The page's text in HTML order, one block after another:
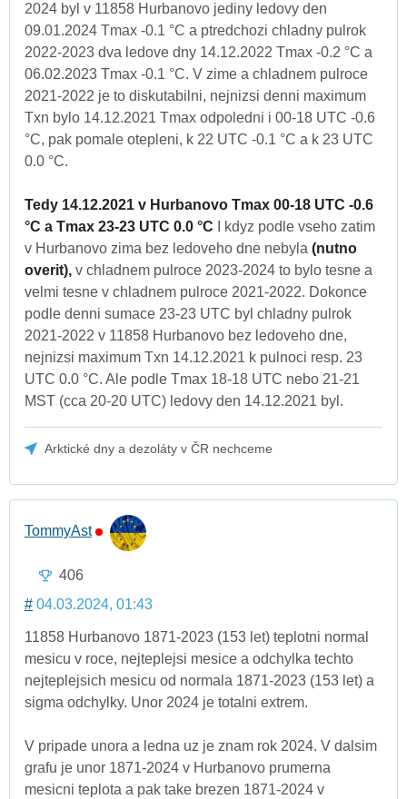
2024 byl v 11858 Hurbanovo jediny ledovy den
09.01.2024 Tmax -0.1 °C a ptredchozi chladny pulrok
2022-2023 dva ledove dny 14.12.2022 Tmax -0.2 °C a
06.02.2023 Tmax -0.1 °C. V zime a chladnem pulroce
2021-2022 je to diskutabilni, nejnizsi denni maximum
Txn bylo 14.12.2021 Tmax odpoledni i 00-18 UTC -0.6
°C, pak pomale otepleni, k 22 UTC -0.1 °C a k 23 UTC
0.0 °C.
Tedy 14.12.2021 v Hurbanovo Tmax 00-18 UTC -0.6
°C a Tmax 23-23 UTC 0.0 °C I kdyz podle vseho zatim
v Hurbanovo zima bez ledoveho dne nebyla (nutno
overit), v chladnem pulroce 2023-2024 to bylo tesne a
velmi tesne v chladnem pulroce 2021-2022. Dokonce
podle denni sumace 23-23 UTC byl chladny pulrok
2021-2022 v 11858 Hurbanovo bez ledoveho dne,
nejnizsi maximum Txn 14.12.2021 k pulnoci resp. 23
UTC 0.0 °C. Ale podle Tmax 18-18 UTC nebo 21-21
MST (cca 20-20 UTC) ledovy den 14.12.2021 byl.
Arktické dny a dezoláty v ČR nechceme
TommyAst
406
# 04.03.2024, 01:43
11858 Hurbanovo 1871-2023 (153 let) teplotni normal
mesicu v roce, nejteplejsi mesice a odchylka techto
nejteplejsich mesicu od normala 1871-2023 (153 let) a
sigma odchylky. Unor 2024 je totalni extrem.
V pripade unora a ledna uz je znam rok 2024. V dalsim
grafu je unor 1871-2024 v Hurbanovo prumerna
mesicni teplota a pak take brezen 1871-2024 v